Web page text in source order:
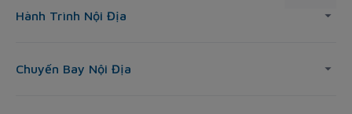
Hành Trình Nội Địa
Chuyến Bay Nội Địa